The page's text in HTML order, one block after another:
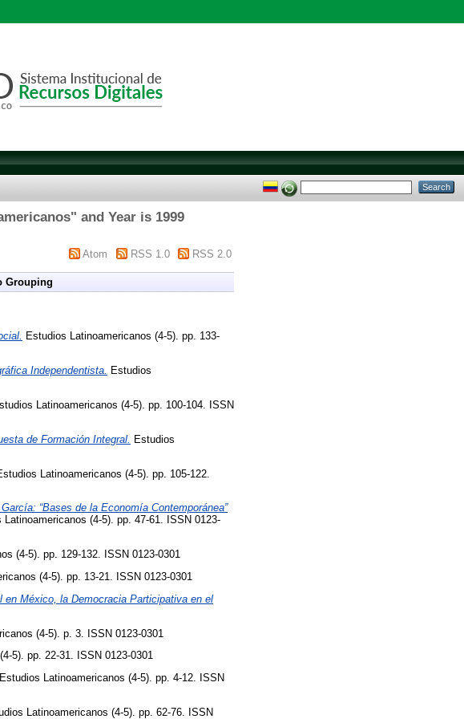
and Year is 1999
Atom RSS 1.0 RSS 2.0
Grouping
Estudios Latinoamericanos (4-5). pp. 133-
Independentista. Estudios
Latinoamericanos (4-5). pp. 100-104. ISSN
de Formación Integral.
Estudios
Latinoamericanos (4-5). pp. 105-122.
“Bases de la Economía Contemporánea”
Latinoamericanos (4-5). pp. 47-61. ISSN 0123-
(4-5). pp. 129-132. ISSN 0123-0301
(4-5). pp. 13-21. ISSN 0123-0301
México, la Democracia Participativa en el
(4-5). p. 3. ISSN 0123-0301
5). pp. 22-31. ISSN 0123-0301
Estudios Latinoamericanos (4-5). pp. 4-12. ISSN
Latinoamericanos (4-5). pp. 62-76. ISSN